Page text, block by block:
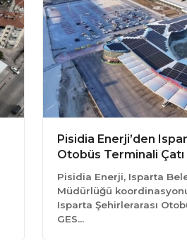
Pisidia Enerji’den
Otobüs Terminali Çatı
Pisidia Enerji, Isparta
Müdürlüğü
Isparta Şehirlerarası
GES…